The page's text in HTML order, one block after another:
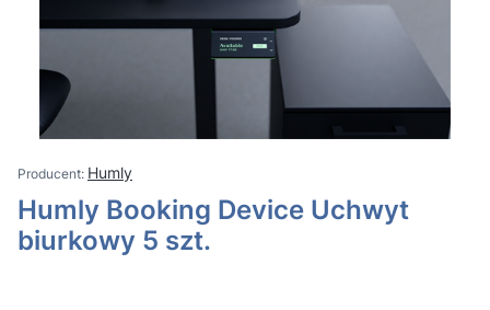
Humly
Humly Booking Device Uchwyt
biurkowy 5 szt.